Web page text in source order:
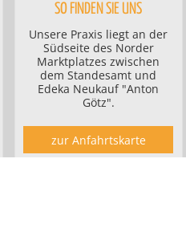
SO FINDEN SIE UNS
Unsere Praxis liegt an der
Südseite des Norder
Marktplatzes zwischen
dem Standesamt und
Edeka Neukauf "Anton
Götz".
zur Anfahrtskarte